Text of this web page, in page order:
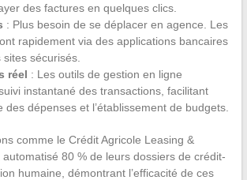
des factures en quelques clics.
: Plus besoin de se déplacer en agence. Les
rapidement via des applications bancaires
sécurisés.
réel : Les outils de gestion en ligne
instantané des transactions, facilitant
des dépenses et l’établissement de budgets.
comme le Crédit Agricole Leasing &
80 % de leurs dossiers de crédit-
humaine, démontrant l’efficacité de ces